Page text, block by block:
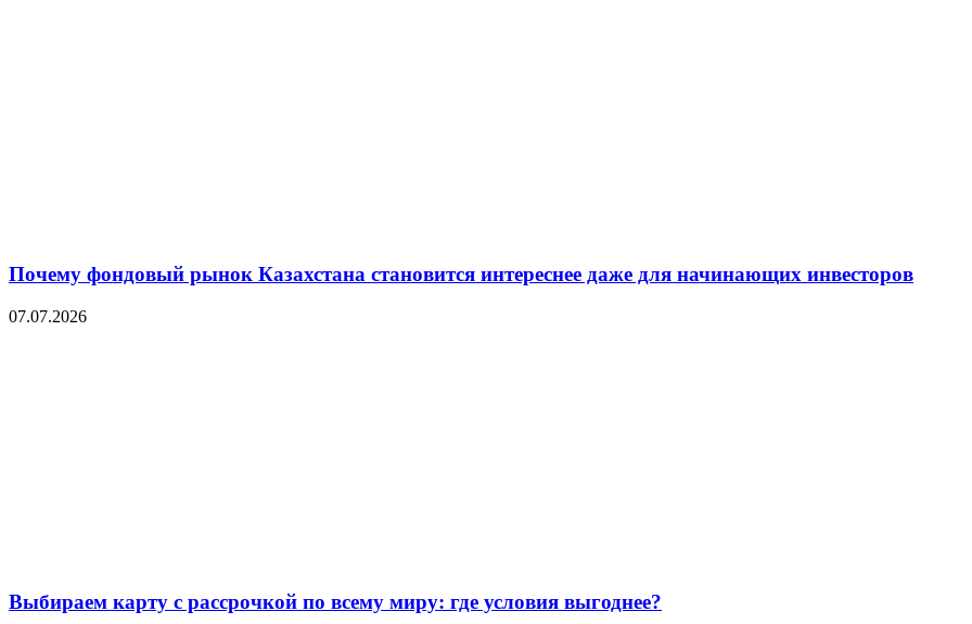
Почему фондовый рынок Казахстана становится интереснее даже для начинающих инвесторов
07.07.2026
Выбираем карту с рассрочкой по всему миру: где условия выгоднее?